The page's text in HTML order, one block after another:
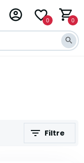
0 0
Filtre